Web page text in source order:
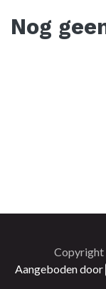
Nog
Aangeboden door